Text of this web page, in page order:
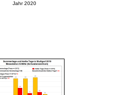
Jahr 2020